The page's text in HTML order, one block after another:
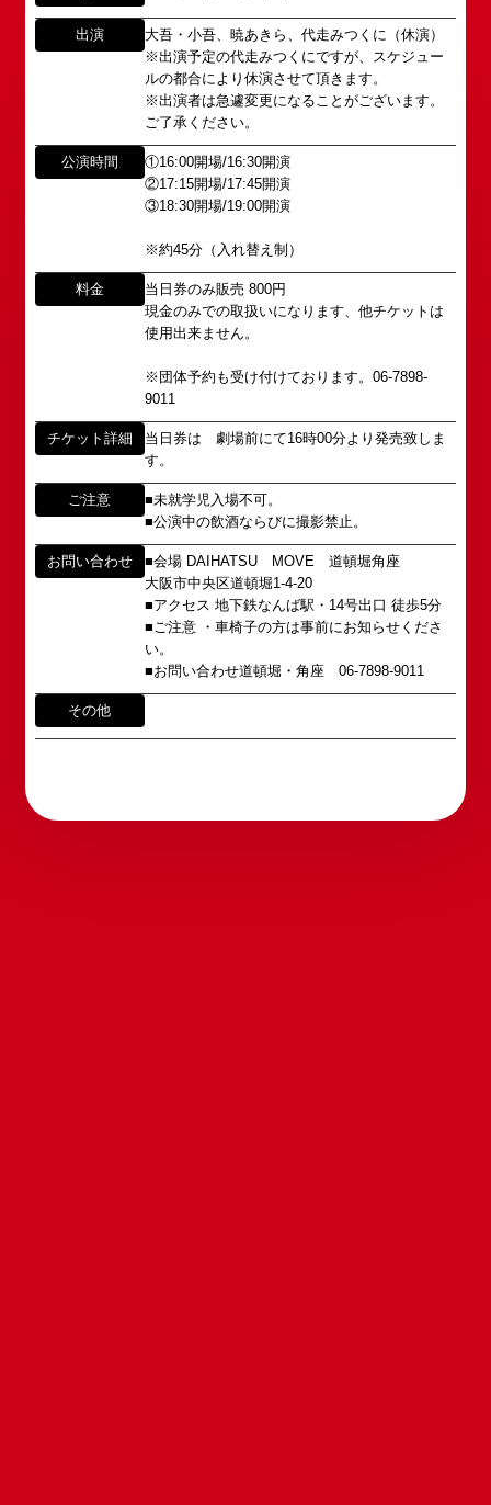
出演
大吾・小吾、暁あきら、代走みつくに（休演）
※出演予定の代走みつくにですが、スケジュー
ルの都合により休演させて頂きます。
※出演者は急遽変更になることがございます。
ご了承ください。
公演時間
①16:00開場/16:30開演
②17:15開場/17:45開演
③18:30開場/19:00開演
※約45分（入れ替え制）
料金
当日券のみ販売 800円
現金のみでの取扱いになります、他チケットは
使用出来ません。
※団体予約も受け付けております。06-7898-
9011
チケット詳細
当日券は 劇場前にて16時00分より発売致しま
す。
ご注意
■未就学児入場不可。
■公演中の飲酒ならびに撮影禁止。
お問い合わせ
■会場 DAIHATSU MOVE 道頓堀角座
大阪市中央区道頓堀1-4-20
■アクセス 地下鉄なんば駅・14号出口 徒歩5分
■ご注意 ・車椅子の方は事前にお知らせくださ
い。
■お問い合わせ道頓堀・角座 06-7898-9011
その他
DAIHATSU
心斎橋角座トップ
公演情報
角座とは
お問い合わせ
「角座」の名称は、「角の芝居」と呼ばれた江戸時
代に遡ります。
「角座」はかつて、浪花座、中座、朝日座、弁天座
と共に、
「五つ櫓」若しくは「道頓堀五座」と呼ばれ、
1960年～70年代には、上方演芸の殿堂として栄え
その後、「角座」の名称は、松竹(株)の直営映画館
(大阪市中央区)や
弊社直営の劇場「B1角座」(大阪市中央区)に引き継
2008年の角座ビル(大阪市中央区)の閉館と共に、
消滅致しました。
この由緒ある名称を、日本のエンタテインメントの
中心である東京・大阪で復活させ、 新たな歴史を
スタートさせたいと考えております。
この劇場から、日本を代表するエンタテインナーが
続々と輩出され、文化の発展に寄与できるものと考
えております。
2011年5月14日 新宿角座 開業
2019年1月1日 心斎橋角座 開業
所属オーディションに関するお問い合わせ
以下のアドレスからお問い合わせ願います。
school@shochikugeino.jp
東京支社 タレント開発室：t-
school@shochikugeino.jp
イベント出演依頼のお問い合わせ
以下のページからお問い合わせ願います。
イベント出演依頼メール送信フォーム
https://www.shochikugeino.co.jp/event/form/
タレントへのファンメール
fanmail@shochikugeino.jp
ホームページに関するご意見・ご感想（※）
webmaster@shochikugeino.jp
※イベント内容・出演者等に関するお問い合わせ・
ご意見・ご感想は各イベントのお問い合わせ先電話
番号へお問い合わせください。
※内容によっては弊社からの回答を控えさせていた
だく場合もございます。予めご了承の上お問い合わ
せください。